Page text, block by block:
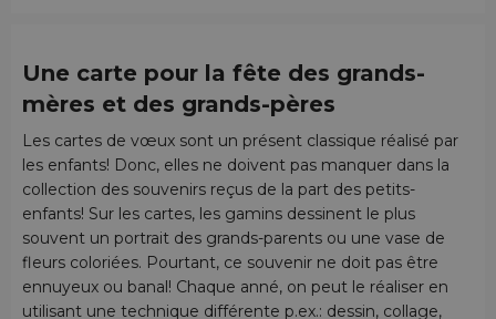
Une carte pour la fête des grands-
mères et des grands-pères
Les cartes de vœux sont un présent classique réalisé par
les enfants! Donc, elles ne doivent pas manquer dans la
collection des souvenirs reçus de la part des petits-
enfants! Sur les cartes, les gamins dessinent le plus
souvent un portrait des grands-parents ou une vase de
fleurs coloriées. Pourtant, ce souvenir ne doit pas être
ennuyeux ou banal! Chaque anné, on peut le réaliser en
utilisant une technique différente p.ex.: dessin, collage,